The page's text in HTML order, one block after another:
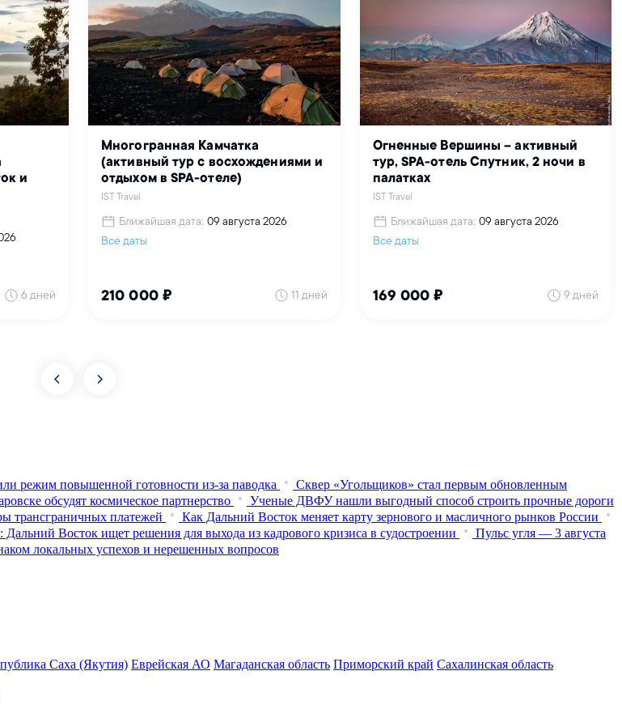
режим повышенной готовности из‑за паводка
Сквер «Угольщиков» стал первым обновленным
обсудят космическое партнерство
Ученые ДВФУ нашли выгодный способ строить прочные дороги
трансграничных платежей
Как Дальний Восток меняет карту зернового и масличного рынков России
Дальний Восток ищет решения для выхода из кадрового кризиса в судостроении
Пульс угля — 3 августа
локальных успехов и нерешенных вопросов
Саха (Якутия) Еврейская АО Магаданская область Приморский край Сахалинская область